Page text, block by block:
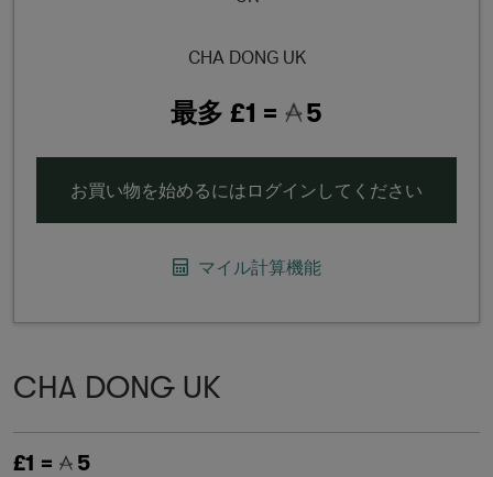
CHA DONG UK
最多 £1 = 5
お買い物を始めるにはログインしてください
マイル計算機能
CHA DONG UK
£1 = 5